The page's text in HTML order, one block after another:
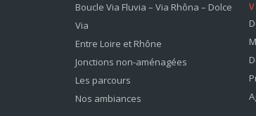
Boucle Via Fluvia – Via Rhôna – Dolce
Via
Entre Loire et Rhône
Jonctions non-aménagées
Les parcours
Nos ambiances